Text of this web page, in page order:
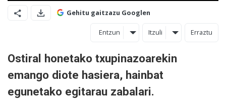
Gehitu gaitzazu Googlen
Entzun Itzuli Erraztu
Ostiral honetako txupinazoarekin
emango diote hasiera, hainbat
egunetako egitarau zabalari.